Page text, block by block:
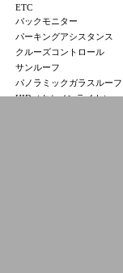
ETC
バックモニター
パーキングアシスタンス
クルーズコントロール
サンルーフ
パノラミックガラスルーフ
HID（キセノンライト）